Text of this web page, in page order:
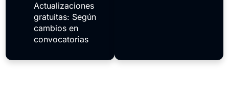
Actualizaciones
gratuitas: Según
cambios en
convocatorias